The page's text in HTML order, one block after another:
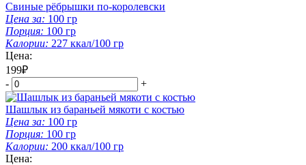
Свиные рёбрышки по-королевски
Цена за: 100 гр
Порция: 100 гр
Калории: 227 ккал/100 гр
Цена:
199₽
-
+
Шашлык из бараньей мякоти с костью
Цена за: 100 гр
Порция: 100 гр
Калории: 200 ккал/100 гр
Цена: